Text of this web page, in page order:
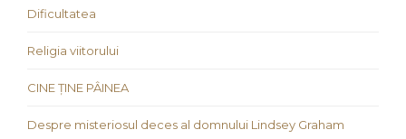
Dificultatea
Religia viitorului
CINE ȚINE PÂINEA
Despre misteriosul deces al domnului Lindsey Graham